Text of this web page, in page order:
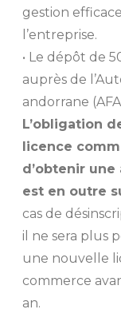
gestion
l’entreprise.
• Le dépôt de
auprès de
andorrane
L’obligation
licence
d’obtenir
est en outre
cas de
il ne sera plus
une nouvelle
commerce
an.